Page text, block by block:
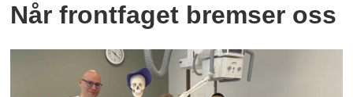
Når frontfaget bremser oss